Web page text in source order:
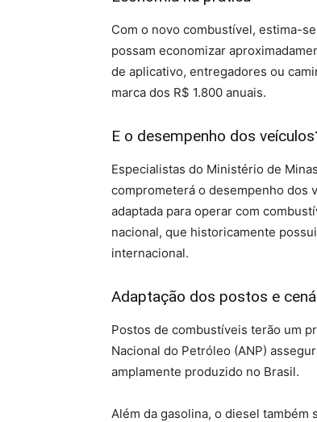
Com o novo combustível, estima-
possam economizar
de aplicativo, entregadores ou
marca dos R$ 1.800 anuais.
E o desempenho dos
Especialistas do Ministério de
comprometerá o desempenho dos
adaptada para operar com
nacional, que historicamente
internacional.
Adaptação dos postos e
Postos de combustíveis terão um
Nacional do Petróleo (ANP)
amplamente produzido no Brasil.
Além da gasolina, o diesel também